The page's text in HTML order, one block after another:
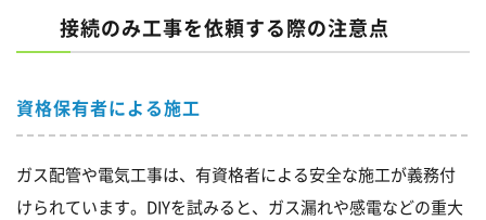
接続のみ工事を依頼する際の注意点
資格保有者による施工
ガス配管や電気工事は、有資格者による安全な施工が義務付
けられています。DIYを試みると、ガス漏れや感電などの重大